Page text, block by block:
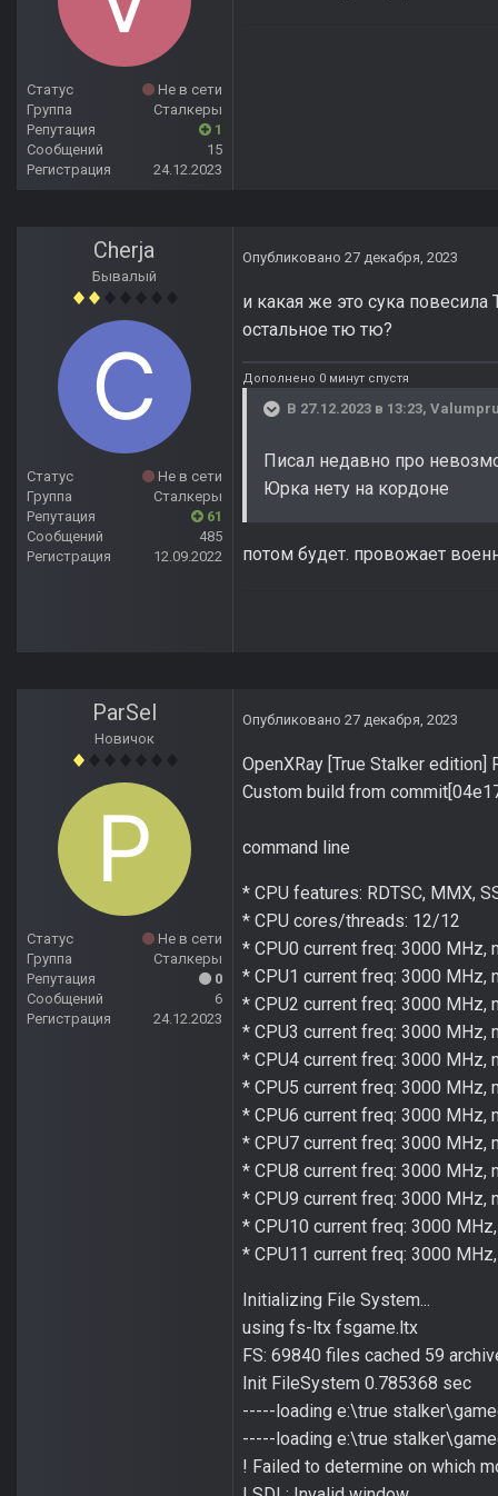
Статус
Не в сети
Группа
Сталкеры
Репутация
1
Сообщений
15
Регистрация
24.12.2023
Cherja
Бывалый
Статус
Не в сети
Группа
Сталкеры
Репутация
61
Сообщений
485
Регистрация
12.09.2022
Опубликовано 27 декабря, 2023
и какая же это сука повесила
остальное тю тю?
Дополнено 0 минут спустя
В 27.12.2023 в 13:23,
Писал недавно про
Юрка нету на кордоне
потом будет. провожает
ParSel
Новичок
Статус
Не в сети
Группа
Сталкеры
Репутация
0
Сообщений
6
Регистрация
24.12.2023
Опубликовано 27 декабря, 2023
OpenXRay [True Stalker
Custom build from
command line
* CPU features: RDTSC, MMX,
* CPU cores/threads: 12/12
* CPU0 current freq: 3000 MHz,
* CPU1 current freq: 3000 MHz,
* CPU2 current freq: 3000 MHz,
* CPU3 current freq: 3000 MHz,
* CPU4 current freq: 3000 MHz,
* CPU5 current freq: 3000 MHz,
* CPU6 current freq: 3000 MHz,
* CPU7 current freq: 3000 MHz,
* CPU8 current freq: 3000 MHz,
* CPU9 current freq: 3000 MHz,
* CPU10 current freq: 3000
* CPU11 current freq: 3000
Initializing File System...
using fs-ltx fsgame.ltx
FS: 69840 files cached 59
Init FileSystem 0.785368 sec
-----loading e:\true
-----loading e:\true
! Failed to determine on which